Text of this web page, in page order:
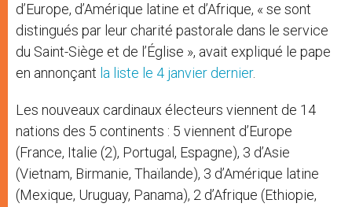
d’Europe, d’Amérique latine et d’Afrique, « se sont
distingués par leur charité pastorale dans le service
du Saint-Siège et de l’Église », avait expliqué le pape
en annonçant la liste le 4 janvier dernier.
Les nouveaux cardinaux électeurs viennent de 14
nations des 5 continents : 5 viennent d’Europe
(France, Italie (2), Portugal, Espagne), 3 d’Asie
(Vietnam, Birmanie, Thaïlande), 3 d’Amérique latine
(Mexique, Uruguay, Panama), 2 d’Afrique (Ethiopie,